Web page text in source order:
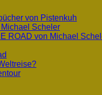
von Pistenkuh
Scheler
ROAD von Michael